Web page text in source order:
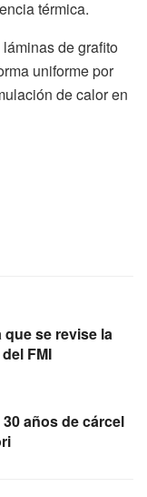
térmica.
de grafito
uniforme por
de calor en
se revise la
FMI
años de cárcel